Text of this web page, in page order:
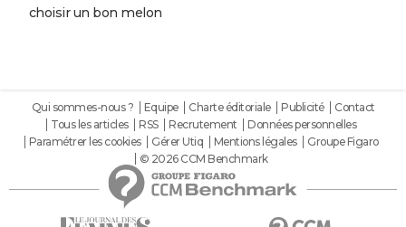
choisir un bon melon
Qui sommes-nous ? Equipe Charte éditoriale Publicité
Contact
Tous les articles
RSS Recrutement
Données personnelles
Paramétrer les cookies
Gérer Utiq Mentions légales
Groupe Figaro
© 2026 CCM Benchmark